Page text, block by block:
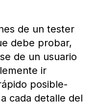
de un tester
debe probar,
de un usuario
ir
posible-
cada detalle del